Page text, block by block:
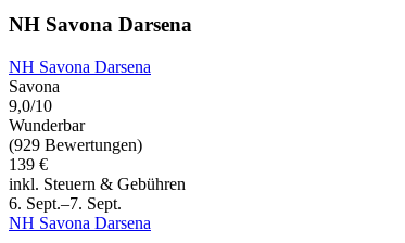
NH Savona Darsena
NH Savona Darsena
Savona
9,0/10
Wunderbar
(929 Bewertungen)
139 €
inkl. Steuern & Gebühren
6. Sept.–7. Sept.
NH Savona Darsena